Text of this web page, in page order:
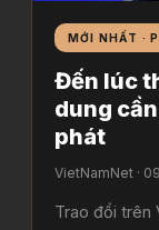
MỚI NHẤT ·
Đến lúc
dung
phát
VietNamNet ·
Trao đổi trên